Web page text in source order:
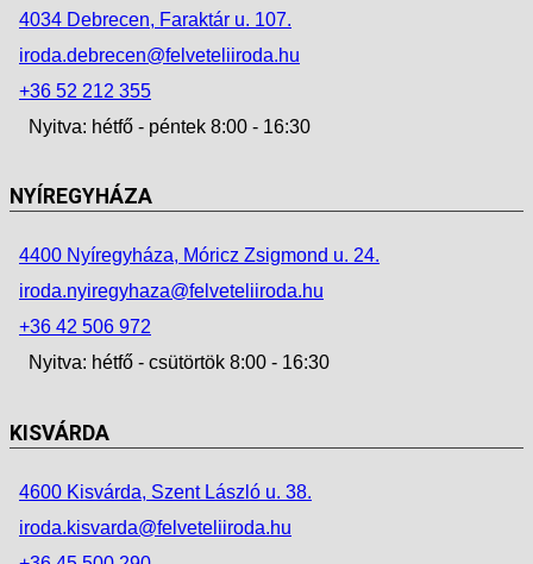
4034 Debrecen, Faraktár u. 107.
iroda.debrecen@felveteliiroda.hu
+36 52 212 355
Nyitva: hétfő - péntek 8:00 - 16:30
NYÍREGYHÁZA
4400 Nyíregyháza, Móricz Zsigmond u. 24.
iroda.nyiregyhaza@felveteliiroda.hu
+36 42 506 972
Nyitva: hétfő - csütörtök 8:00 - 16:30
KISVÁRDA
4600 Kisvárda, Szent László u. 38.
iroda.kisvarda@felveteliiroda.hu